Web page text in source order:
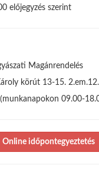
előjegyzés szerint
Magánrendelés
körút 13-15. 2.em.12.
(munkanapokon 09.00-
Online időpontegyeztetés